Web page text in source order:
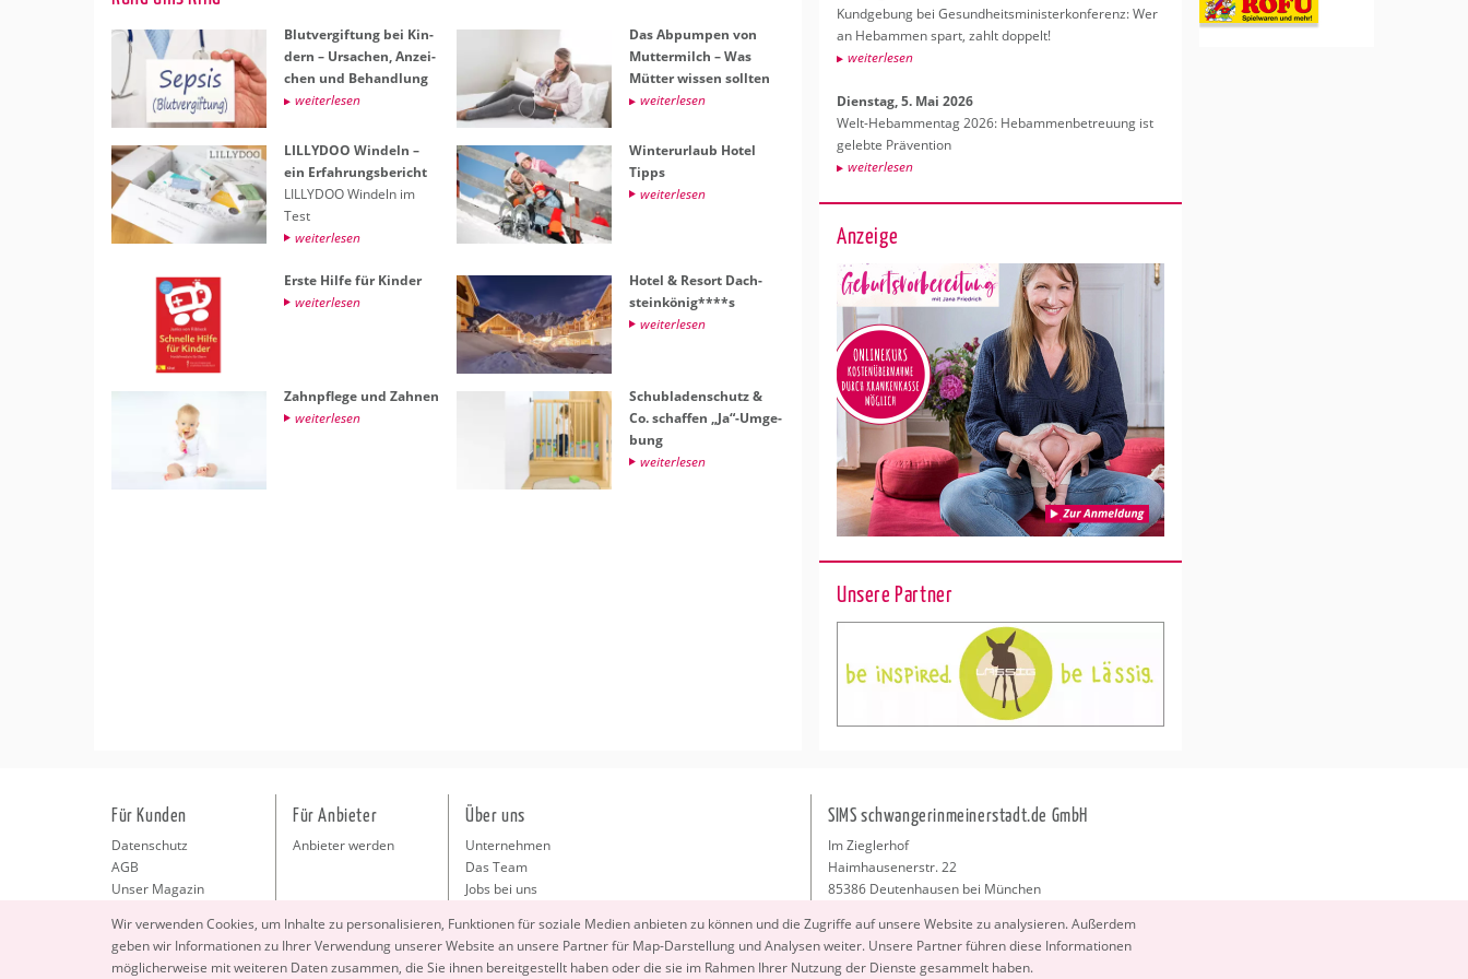
Blut­ver­gif­tung bei Kin­
dern – Ur­sa­chen, An­zei­
chen und Be­hand­lung
wei­ter­le­sen
Das Ab­pum­pen von
Mut­ter­milch – Was
Müt­ter wis­sen soll­ten
wei­ter­le­sen
LIL­LY­DOO​ Win­deln –
ein Er­fah­rungs­be­richt
LIL­LY­DOO​ Win­deln im
Test
wei­ter­le­sen
Win­ter­ur­laub Hotel
Tipps
wei­ter­le­sen
Erste Hilfe für Kin­der
wei­ter­le­sen
Hotel & Re­sort Dach­
stein­kö­nig****s
wei­ter­le­sen
Zahn­pfle­ge und Zah­nen
wei­ter­le­sen
Schub­la­den­schutz &
Co. schaf­fen „Ja“-Um­ge­
bung
wei­ter­le­sen
Kund­ge­bung bei Ge­sund­heits­mi­nis­ter­kon­fe­renz: Wer
an Heb­am­men spart, zahlt dop­pelt!
wei­ter­le­sen
Diens­tag, 5. Mai 2026
Welt-Heb­am­men­tag 2026: Heb­am­men­be­treu­ung ist
ge­leb­te Prä­ven­ti­on
wei­ter­le­sen
Anzeige
Unsere Partner
Wir ver­wen­den Coo­kies, um In­hal­te zu per­so­na­li­sie­ren, Funk­tio­nen für so­zia­le Me­di­en an­bie­ten zu kön­nen und die Zu­grif­fe auf un­se­re Web­site zu ana­ly­sie­ren. Au­ßer­dem
geben wir In­for­ma­tio­nen zu Ihrer Ver­wen­dung un­se­rer Web­site an un­se­re Part­ner für Map-Dar­stel­lung und Ana­ly­sen wei­ter. Un­se­re Part­ner füh­ren diese In­for­ma­tio­nen
mög­li­cher­wei­se mit wei­te­ren Daten zu­sam­men, die Sie ihnen be­reit­ge­stellt haben oder die sie im Rah­men Ihrer Nut­zung der Diens­te ge­sam­melt haben.
Für Kunden
Datenschutz
AGB
Unser Magazin
Für Anbieter
Anbieter werden
Über uns
Unternehmen
Das Team
Jobs bei uns
Kontakt
Impressum
SIMS schwangerinmeinerstadt.de GmbH
Im Zieglerhof
Haimhausenerstr. 22
85386 Deutenhausen bei München